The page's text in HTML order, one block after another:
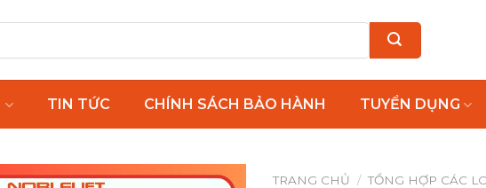
TIN TỨC CHÍNH SÁCH BẢO HÀNH TUYỂN DỤNG
TRANG CHỦ / TỔNG HỢP CÁC